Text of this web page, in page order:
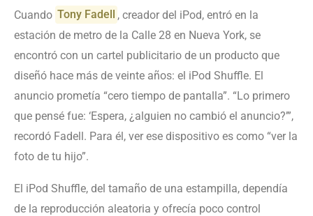
Cuando Tony Fadell
, creador del iPod, entró en la
estación de metro de la Calle 28 en Nueva York, se
encontró con un cartel publicitario de un producto que
diseñó hace más de veinte años: el iPod Shuffle. El
anuncio prometía “cero tiempo de pantalla”. “Lo primero
que pensé fue: ‘Espera, ¿alguien no cambió el anuncio?’”,
recordó Fadell. Para él, ver ese dispositivo es como “ver la
foto de tu hijo”.
El iPod Shuffle, del tamaño de una estampilla, dependía
de la reproducción aleatoria y ofrecía poco control